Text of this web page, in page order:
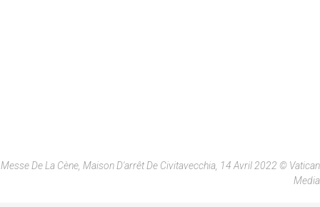
Messe De La Cène, Maison D'arrêt De Civitavecchia, 14 Avril 2022 © Vatican
Media